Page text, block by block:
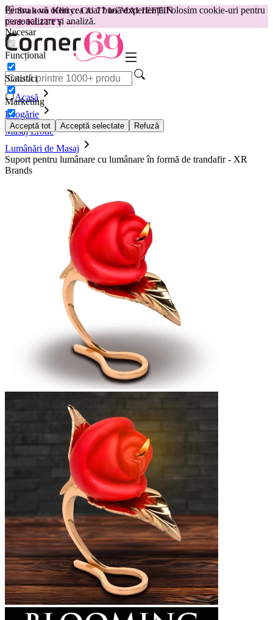
Pentru a vă oferi cea mai bună experiență.Folosim cookie-uri pentru
personalizare și analiză.
Necesar
Funcțional
Statistici
Marketing
Acceptă tot Acceptă selectate Refuză
😽Svakom Klitty: CU 77 lei MAI IEFTIN
Cod: KLITTY →
Acasă
Drogărie
Masaj Erotic
Lumânări de Masaj
Suport pentru lumânare cu lumânare în formă de trandafir - XR
Brands